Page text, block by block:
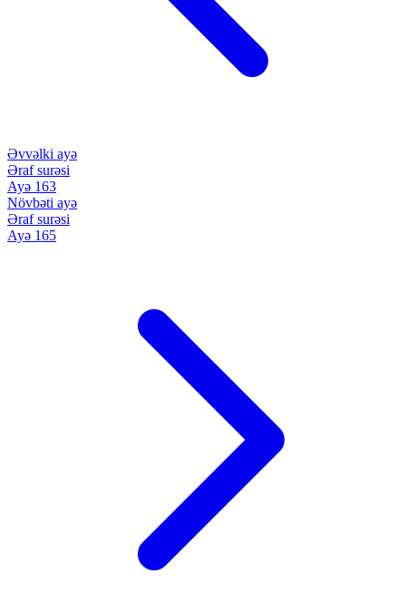
Əvvəlki ayə
Əraf surəsi
Ayə 163
Növbəti ayə
Əraf surəsi
Ayə 165